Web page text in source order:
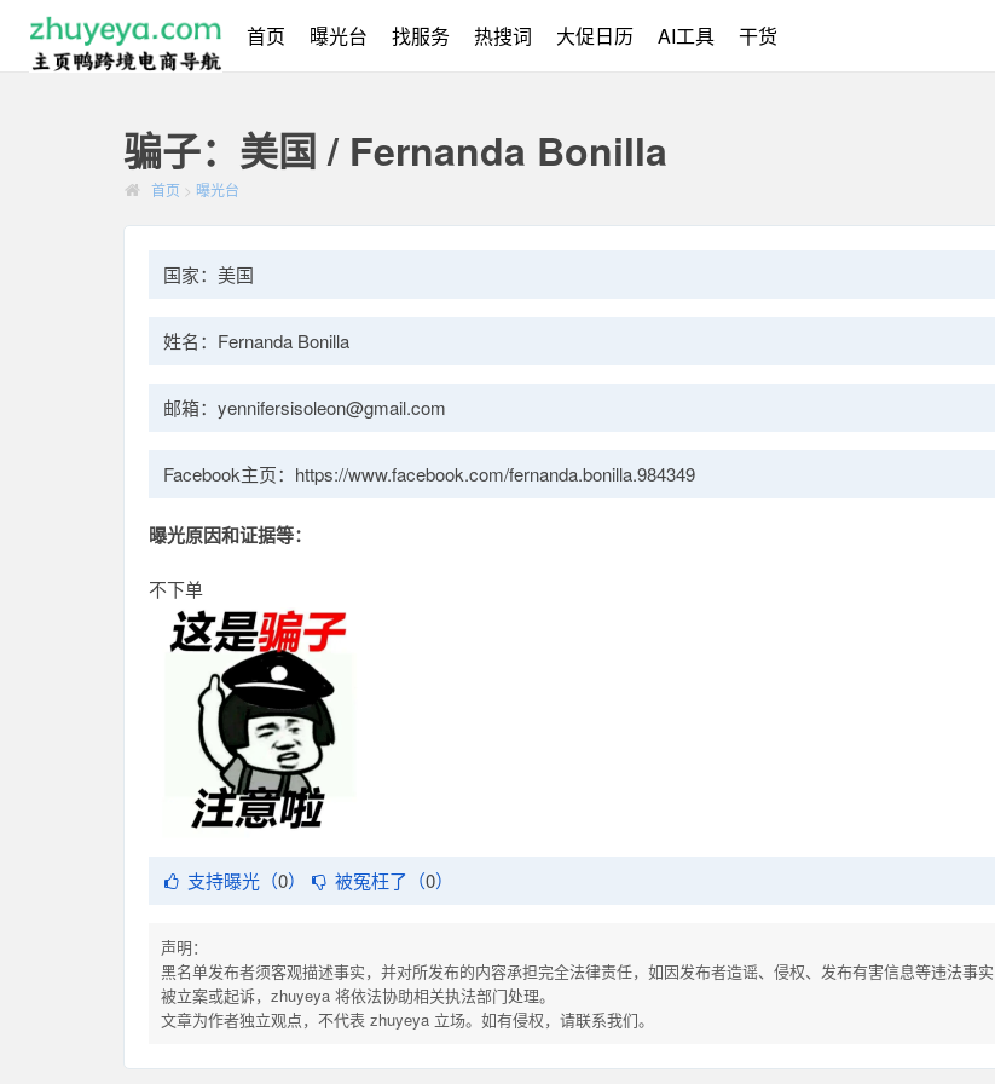
首页 曝光台 找服务 热搜词 大促日历 AI工具 干货
骗子：美国 / Fernanda Bonilla
首页 > 曝光台
国家：美国
姓名：Fernanda Bonilla
邮箱：yennifersisoleon@gmail.com
Facebook主页：https://www.facebook.com/fernanda.bonilla.984349
曝光原因和证据等：
不下单
支持曝光（0） 被冤枉了（0）
声明：
黑名单发布者须客观描述事实，并对所发布的内容承担完全法律责任，如因发布者造谣、侵权、发布有害信息等违法事实
被立案或起诉，zhuyeya 将依法协助相关执法部门处理。
文章为作者独立观点，不代表 zhuyeya 立场。如有侵权，请联系我们。